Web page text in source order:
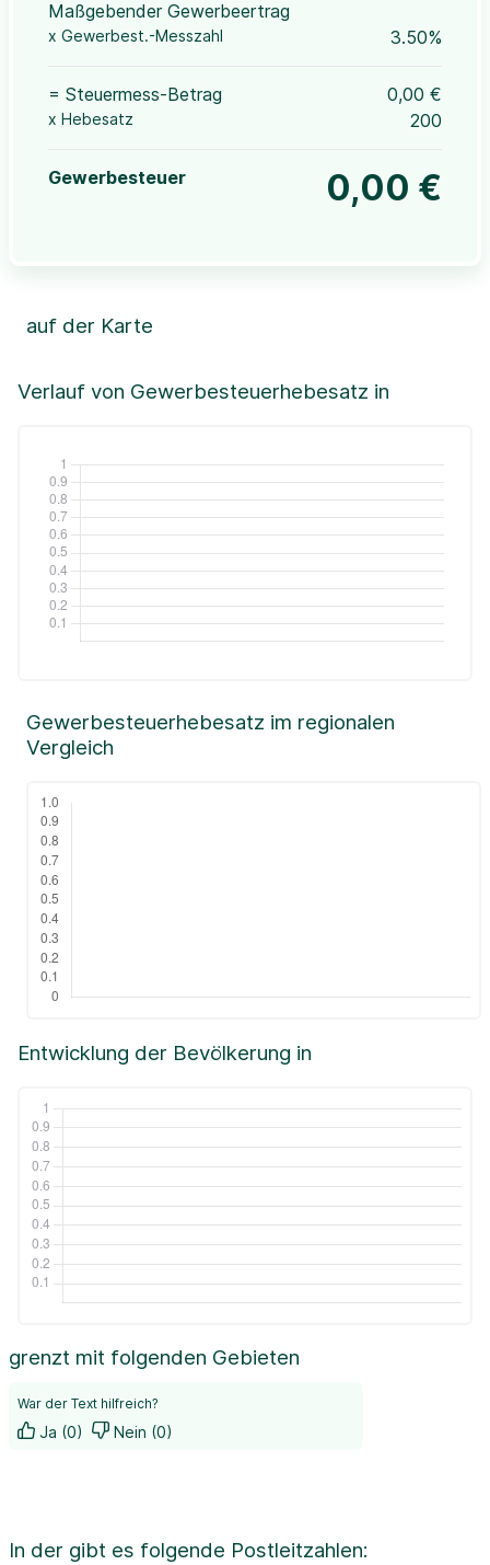
Maßgebender Gewerbeertrag
x Gewerbest.-Messzahl 3.50%
= Steuermess-Betrag 0,00 €
x Hebesatz 200
Gewerbesteuer 0,00 €
Verlauf von Gewerbesteuerhebesatz in
auf der Karte
+
Leaflet|©OpenStreetMap, ©CartoDB,
Entwicklung der Bevölkerung in
Gewerbesteuerhebesatz im regionalen
Vergleich
grenzt mit folgenden Gebieten
War der Text hilfreich?
Ja (0) Nein (0)
In der gibt es folgende Postleitzahlen: